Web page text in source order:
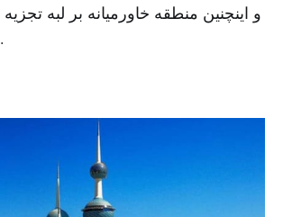
و اینچنین منطقه خاورمیانه بر لبه
واقع شده است.